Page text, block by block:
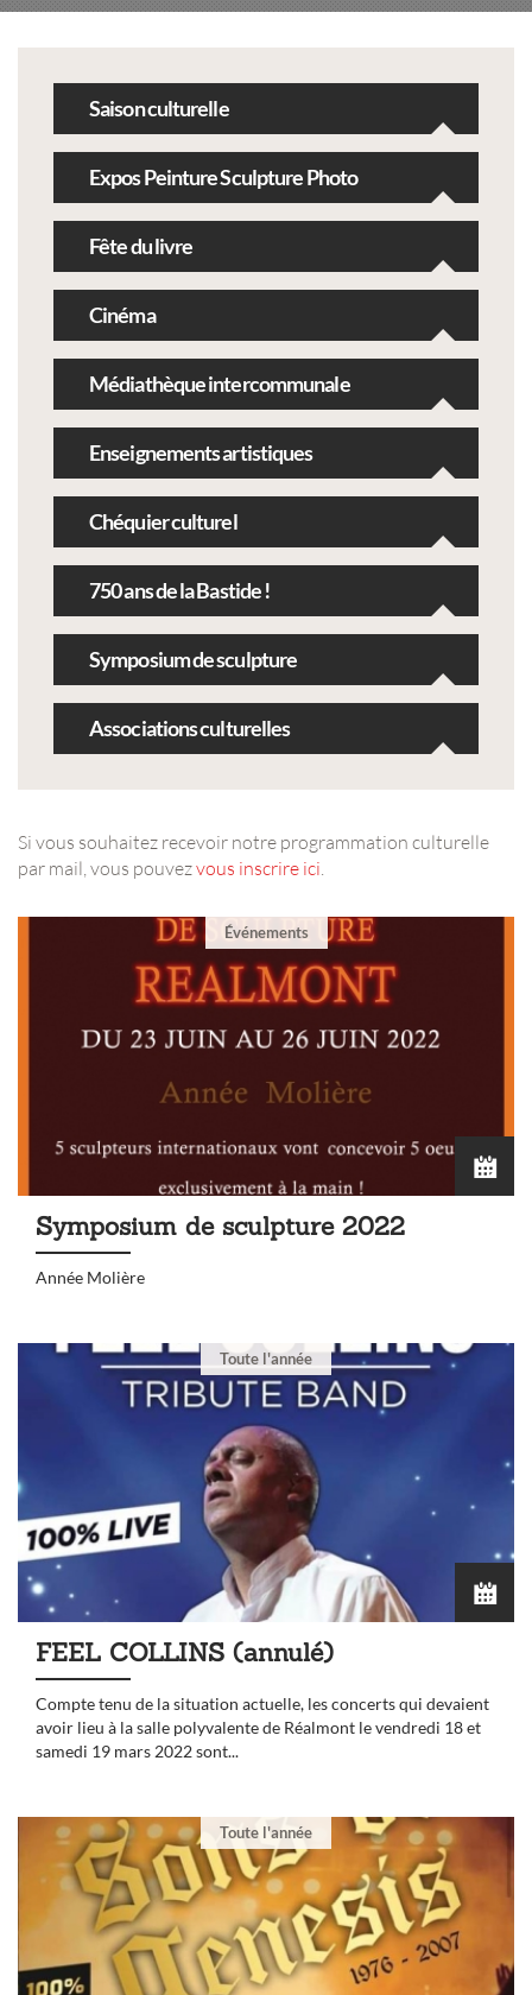
Saison culturelle
Expos Peinture Sculpture Photo
Fête du livre
Cinéma
Médiathèque intercommunale
Enseignements artistiques
Chéquier culturel
750 ans de la Bastide !
Symposium de sculpture
Associations culturelles
Si vous souhaitez recevoir notre programmation culturelle
par mail, vous pouvezvous inscrire ici.
Événements
Symposium de sculpture 2022
Année Molière
Toute l'année
FEEL COLLINS (annulé)
Compte tenu de la situation actuelle, les concerts qui devaient
avoir lieu à la salle polyvalente de Réalmont le vendredi 18 et
samedi 19 mars 2022 sont...
Toute l'année